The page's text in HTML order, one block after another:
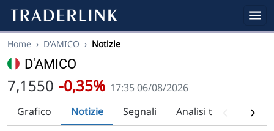
Home › D'AMICO › Notizie
D'AMICO
7,1550 -0,35% 17:35 06/08/2026
Grafico
Notizie Segnali Analisi tecnica